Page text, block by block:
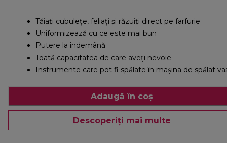
Tăiați cubulețe, feliați și răzuiți direct pe farfurie
Uniformizează cu ce este mai bun
Putere la îndemână
Toată capacitatea de care aveți nevoie
Instrumente care pot fi spălate în maşina de spălat
Adaugă în coș
Descoperiți mai multe